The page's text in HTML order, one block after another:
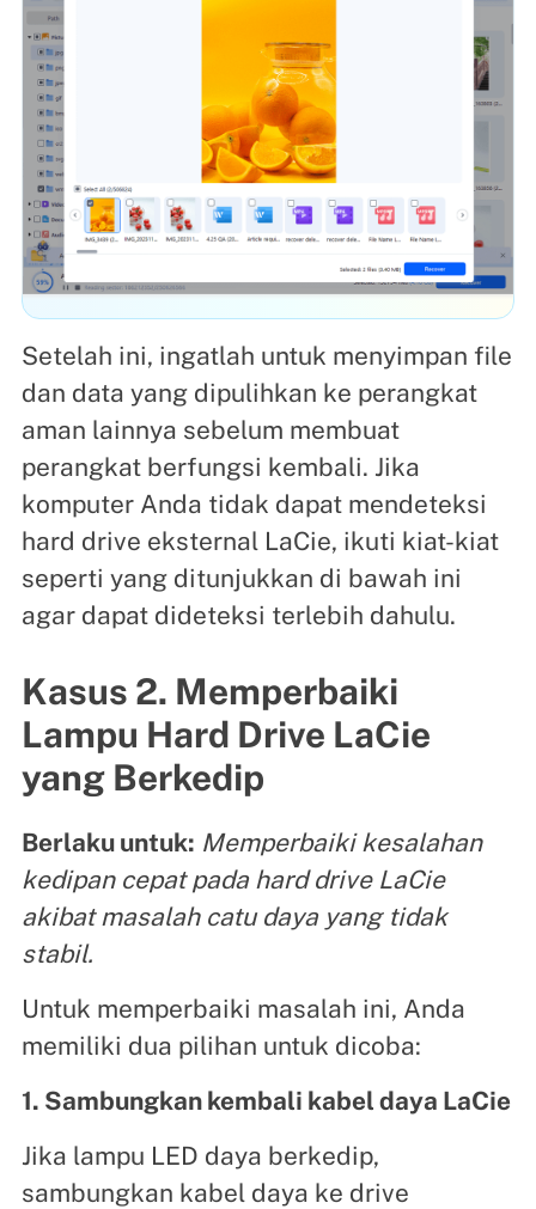
Setelah ini, ingatlah untuk menyimpan file
dan data yang dipulihkan ke perangkat
aman lainnya sebelum membuat
perangkat berfungsi kembali. Jika
komputer Anda tidak dapat mendeteksi
hard drive eksternal LaCie, ikuti kiat-kiat
seperti yang ditunjukkan di bawah ini
agar dapat dideteksi terlebih dahulu.
Kasus 2. Memperbaiki
Lampu Hard Drive LaCie
yang Berkedip
Berlaku untuk: Memperbaiki kesalahan
kedipan cepat pada hard drive LaCie
akibat masalah catu daya yang tidak
stabil.
Untuk memperbaiki masalah ini, Anda
memiliki dua pilihan untuk dicoba:
1. Sambungkan kembali kabel daya LaCie
Jika lampu LED daya berkedip,
sambungkan kabel daya ke drive